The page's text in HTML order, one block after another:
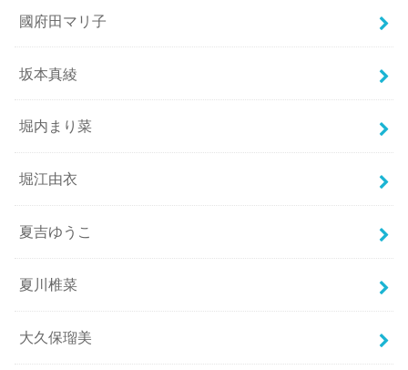
國府田マリ子
坂本真綾
堀内まり菜
堀江由衣
夏吉ゆうこ
夏川椎菜
大久保瑠美